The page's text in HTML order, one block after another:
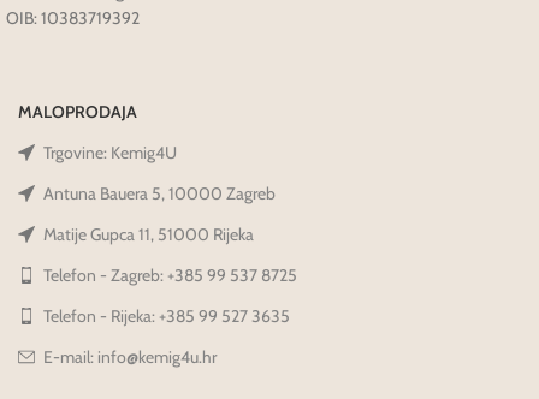
OIB: 10383719392
MALOPRODAJA
Trgovine: Kemig4U
Antuna Bauera 5, 10000 Zagreb
Matije Gupca 11, 51000 Rijeka
Telefon - Zagreb: +385 99 537 8725
Telefon - Rijeka: +385 99 527 3635
E-mail: info@kemig4u.hr